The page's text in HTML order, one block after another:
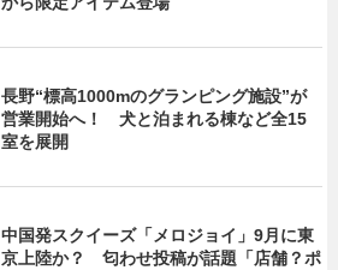
長野“標高1000mのグランピング施設”が
営業開始へ！ 犬と泊まれる棟など全15
室を展開
中国発スクイーズ「メロジョイ」9月に東
京上陸か？ 匂わせ投稿が話題「店舗？ポ